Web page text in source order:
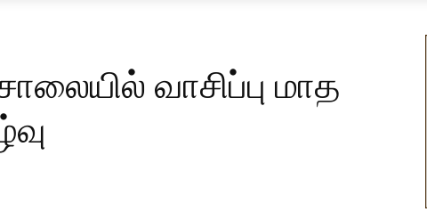
வாசிப்பு மாத